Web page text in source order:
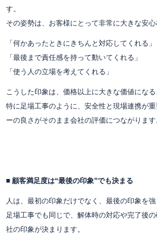
す。
その姿勢は、お客様にとって非常に大きな安心
「何かあったときにきちんと対応してくれる」
「最後まで責任感を持って動いてくれる」
「使う人の立場を考えてくれる」
こうした印象は、価格以上に大きな価値にな
特に足場工事のように、安全性と現場連携が
ーの良さがそのまま会社の評価につながります
■ 顧客満足度は“最後の印象”でも決まる
人は、最初の印象だけでなく、最後の印象を強
足場工事でも同じで、解体時の対応や完了後
社の印象が決まります。